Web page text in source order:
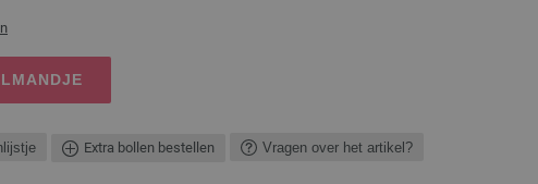
Extra bollen bestellen Vragen over het artikel?